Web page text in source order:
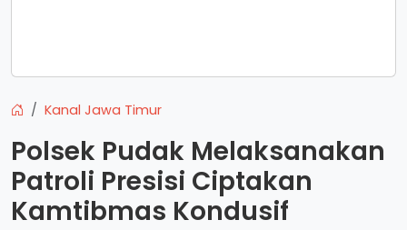
Kanal Jawa Timur
Polsek Pudak Melaksanakan
Patroli Presisi Ciptakan
Kamtibmas Kondusif